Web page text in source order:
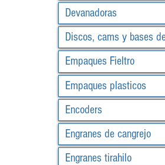
Devanadoras
Discos, cams y bases
Empaques Fieltro
Empaques plasticos
Encoders
Engranes de cangrejo
Engranes tirahilo